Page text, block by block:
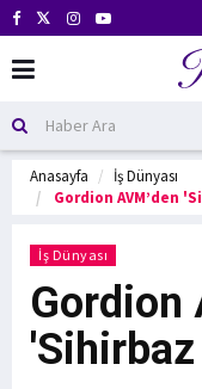
Anasayfa
İş Dünyası
Gordion AVM’den
İş Dünyası
Gordion